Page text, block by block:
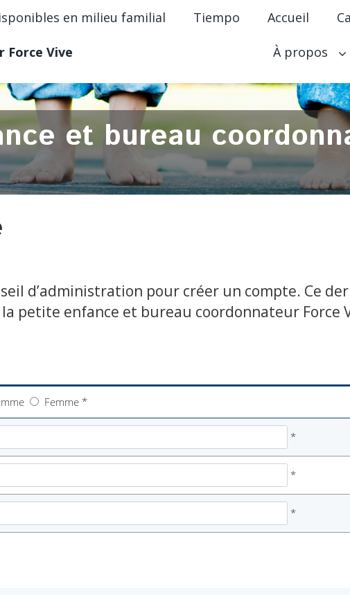
Accueil
Tiempo
en milieu familial
Force Vive À propos
et bureau
d’administration pour créer un compte. Ce
petite enfance et bureau coordonnateur Force
Femme *
*
*
*